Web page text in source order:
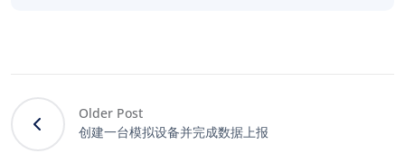
Older Post
创建一台模拟设备并完成数据上报